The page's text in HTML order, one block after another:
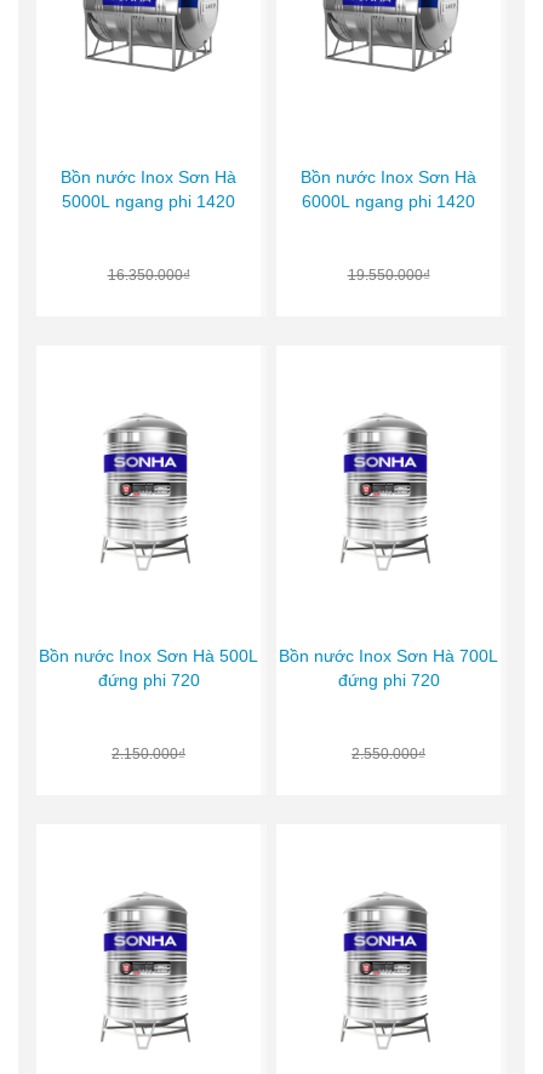
Bồn nước Inox Sơn Hà
5000L ngang phi 1420
16.350.000₫
Bồn nước Inox Sơn Hà
6000L ngang phi 1420
19.550.000₫
Bồn nước Inox Sơn Hà 500L
đứng phi 720
2.150.000₫
Bồn nước Inox Sơn Hà 700L
đứng phi 720
2.550.000₫